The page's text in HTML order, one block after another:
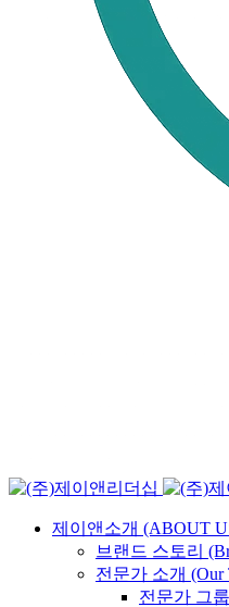
제이앤소개 (ABOUT
브랜드 스토리
전문가 소개 (Our
전문가 그